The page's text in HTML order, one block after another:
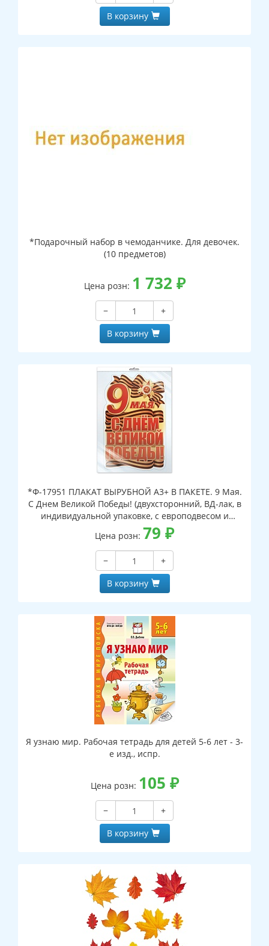
В корзину
*Подарочный набор в чемоданчике. Для девочек.
(10 предметов)
Цена розн: 1 732 ₽
−
+
В корзину
*Ф-17951 ПЛАКАТ ВЫРУБНОЙ А3+ В ПАКЕТЕ. 9 Мая.
С Днем Великой Победы! (двухсторонний, ВД-лак, в
индивидуальной упаковке, с европодвесом и
клеевым клапаном)
Цена розн: 79 ₽
−
+
В корзину
Я узнаю мир. Рабочая тетрадь для детей 5-6 лет - 3-
е изд., испр.
Цена розн: 105 ₽
−
+
В корзину